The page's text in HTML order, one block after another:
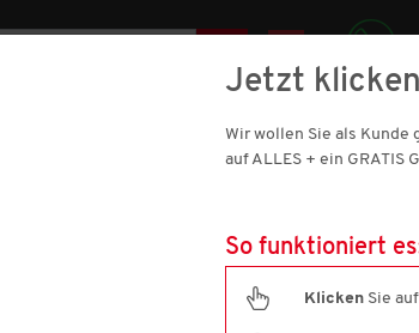
0512 / 344 100
SPORT & OUTDOOR HAUS &
Jetzt
Wir wollen Sie als Kunde
auf ALLES + ein GRATIS
So funktioniert
Klicken Sie